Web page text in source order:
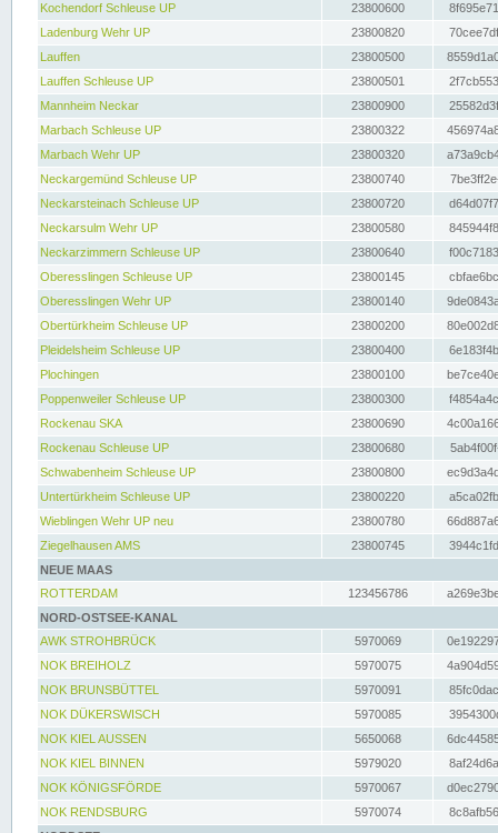
Kochendorf Schleuse UP
23800600
Ladenburg Wehr UP
23800820
Lauffen
23800500
Lauffen Schleuse UP
23800501
Mannheim Neckar
23800900
Marbach Schleuse UP
23800322
Marbach Wehr UP
23800320
Neckargemünd Schleuse UP
23800740
Neckarsteinach Schleuse UP
23800720
Neckarsulm Wehr UP
23800580
Neckarzimmern Schleuse UP
23800640
Oberesslingen Schleuse UP
23800145
Oberesslingen Wehr UP
23800140
Obertürkheim Schleuse UP
23800200
Pleidelsheim Schleuse UP
23800400
Plochingen
23800100
Poppenweiler Schleuse UP
23800300
Rockenau SKA
23800690
Rockenau Schleuse UP
23800680
Schwabenheim Schleuse UP
23800800
Untertürkheim Schleuse UP
23800220
Wieblingen Wehr UP neu
23800780
Ziegelhausen AMS
23800745
NEUE MAAS
ROTTERDAM
123456786
NORD-OSTSEE-KANAL
AWK STROHBRÜCK
5970069
NOK BREIHOLZ
5970075
NOK BRUNSBÜTTEL
5970091
NOK DÜKERSWISCH
5970085
NOK KIEL AUSSEN
5650068
NOK KIEL BINNEN
5979020
NOK KÖNIGSFÖRDE
5970067
NOK RENDSBURG
5970074